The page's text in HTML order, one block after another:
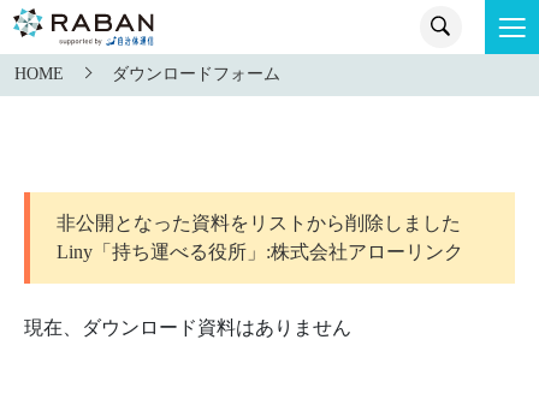
HOME ダウンロードフォーム
非公開となった資料をリストから削除しました
Liny「持ち運べる役所」:株式会社アローリンク
現在、ダウンロード資料はありません